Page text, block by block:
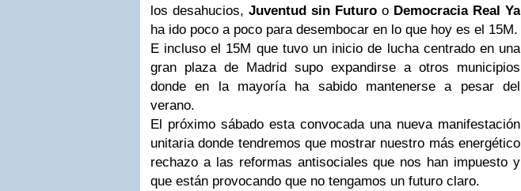
los desahucios, Juventud sin Futuro o Democracia Real Ya
ha ido poco a poco para desembocar en lo que hoy es el 15M.
E incluso el 15M que tuvo un inicio de lucha centrado en una
gran plaza de Madrid supo expandirse a otros municipios
donde en la mayoría ha sabido mantenerse a pesar del
verano.
El próximo sábado esta convocada una nueva manifestación
unitaria donde tendremos que mostrar nuestro más energético
rechazo a las reformas antisociales que nos han impuesto y
que están provocando que no tengamos un futuro claro.